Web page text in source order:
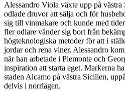
Alessandro Viola växte upp på
odlade druvor att sälja och för
sig till vinmakare och kunde med
fler odlare vänder sig bort från
högteknologiska metoder för att i
jordar och rena viner. Alessandro
när han arbetade i Piemonte och
inspiration att starta eget. Markerna
staden Alcamo på västra Sicilien,
delvis i norrlägen.